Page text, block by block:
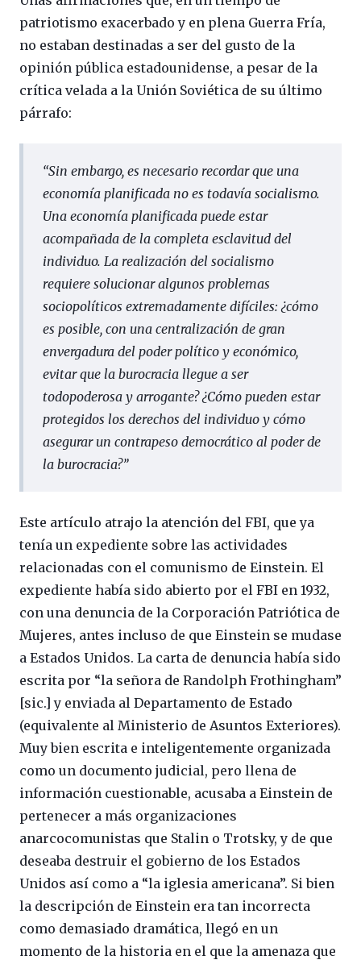
patriotismo exacerbado y en plena Guerra Fría,
no estaban destinadas a ser del gusto de la
opinión pública estadounidense, a pesar de la
crítica velada a la Unión Soviética de su último
párrafo:
“Sin embargo, es necesario recordar que una
economía planificada no es todavía socialismo.
Una economía planificada puede estar
acompañada de la completa esclavitud del
individuo. La realización del socialismo
requiere solucionar algunos problemas
sociopolíticos extremadamente difíciles: ¿cómo
es posible, con una centralización de gran
envergadura del poder político y económico,
evitar que la burocracia llegue a ser
todopoderosa y arrogante? ¿Cómo pueden estar
protegidos los derechos del individuo y cómo
asegurar un contrapeso democrático al poder de
la burocracia?”
Este artículo atrajo la atención del FBI, que ya
tenía un expediente sobre las actividades
relacionadas con el comunismo de Einstein. El
expediente había sido abierto por el FBI en 1932,
con una denuncia de la Corporación Patriótica de
Mujeres, antes incluso de que Einstein se mudase
a Estados Unidos. La carta de denuncia había sido
escrita por “la señora de Randolph Frothingham”
[sic.] y enviada al Departamento de Estado
(equivalente al Ministerio de Asuntos Exteriores).
Muy bien escrita e inteligentemente organizada
como un documento judicial, pero llena de
información cuestionable, acusaba a Einstein de
pertenecer a más organizaciones
anarcocomunistas que Stalin o Trotsky, y de que
deseaba destruir el gobierno de los Estados
Unidos así como a “la iglesia americana”. Si bien
la descripción de Einstein era tan incorrecta
como demasiado dramática, llegó en un
momento de la historia en el que la amenaza que